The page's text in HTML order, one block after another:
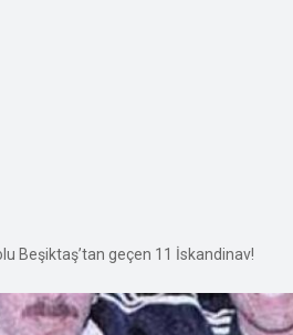
Beşiktaş’tan geçen 11 İskandinav!